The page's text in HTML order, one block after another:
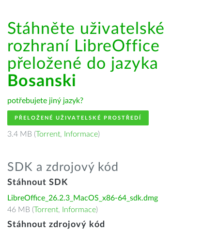
Stáhněte uživatelské
rozhraní LibreOffice
přeložené do jazyka
Bosanski
potřebujete jiný jazyk?
PŘELOŽENÉ UŽIVATELSKÉ PROSTŘEDÍ
3.4 MB (Torrent, Informace)
SDK a zdrojový kód
Stáhnout SDK
LibreOffice_26.2.3_MacOS_x86-64_sdk.dmg
46 MB (Torrent, Informace)
Stáhnout zdrojový kód